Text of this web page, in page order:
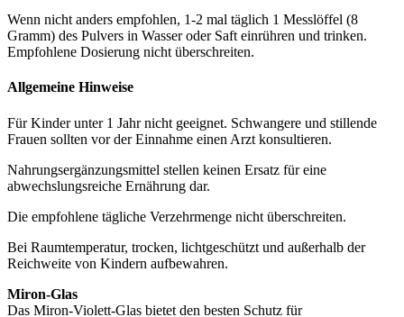
Wenn nicht anders empfohlen, 1-2 mal täglich 1 Messlöffel (8
Gramm) des Pulvers in Wasser oder Saft einrühren und trinken.
Empfohlene Dosierung nicht überschreiten.
Allgemeine Hinweise
Für Kinder unter 1 Jahr nicht geeignet. Schwangere und stillende
Frauen sollten vor der Einnahme einen Arzt konsultieren.
Nahrungsergänzungsmittel stellen keinen Ersatz für eine
abwechslungsreiche Ernährung dar.
Die empfohlene tägliche Verzehrmenge nicht überschreiten.
Bei Raumtemperatur, trocken, lichtgeschützt und außerhalb der
Reichweite von Kindern aufbewahren.
Miron-Glas
Das Miron-Violett-Glas bietet den besten Schutz für